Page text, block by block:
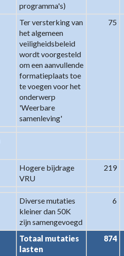
programma's)
Ter versterking van
het algemeen
veiligheidsbeleid
wordt voorgesteld
om een aanvullende
formatieplaats toe
te voegen voor het
onderwerp
'Weerbare
samenleving'
75
Hogere bijdrage
VRU
219
Diverse mutaties
kleiner dan 50K
zijn samengevoegd
6
Totaal mutaties
lasten
874